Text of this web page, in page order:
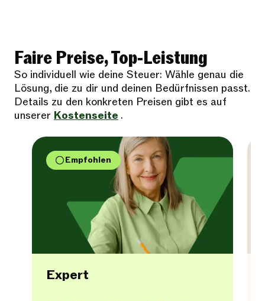
Faire Preise, Top-Leistung
So individuell wie deine Steuer: Wähle genau die
Lösung, die zu dir und deinen Bedürfnissen passt.
Details zu den konkreten Preisen gibt es auf
unserer Kostenseite .
Empfohlen
Expert